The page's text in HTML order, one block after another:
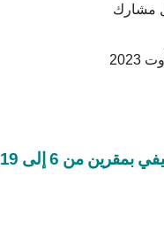
مشارك
الدورة 36 للمهرجان الصيفي بمقرين من 6 إلى 19